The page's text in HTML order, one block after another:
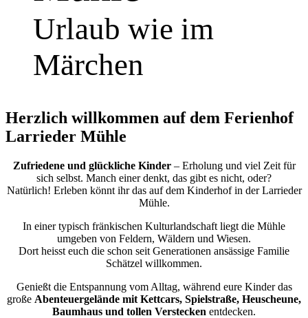
Urlaub wie im
Märchen
Herzlich willkommen auf dem Ferienhof
Larrieder Mühle
Zufriedene und glückliche Kinder– Erholung und viel Zeit für
sich selbst. Manch einer denkt, das gibt es nicht, oder?
Natürlich! Erleben könnt ihr das auf dem Kinderhof in der Larrieder
Mühle.
In einer typisch fränkischen Kulturlandschaft liegt die Mühle
umgeben von Feldern, Wäldern und Wiesen.
Dort heisst euch die schon seit Generationen ansässige Familie
Schätzel willkommen.
Genießt die Entspannung vom Alltag, während eure Kinder das
große Abenteuergelände mit Kettcars, Spielstraße, Heuscheune,
Baumhaus und tollen Verstecken entdecken.